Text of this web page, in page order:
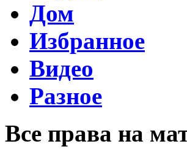
Дом
Избранное
Видео
Разное
Все права на